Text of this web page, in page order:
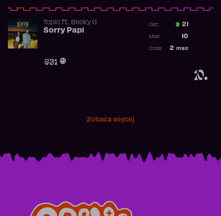
10.
Topicft. Becky G
Sorry Papi
631
Ost.: 21
10
Max:
2 msc
Czas:
Zobacz więcej